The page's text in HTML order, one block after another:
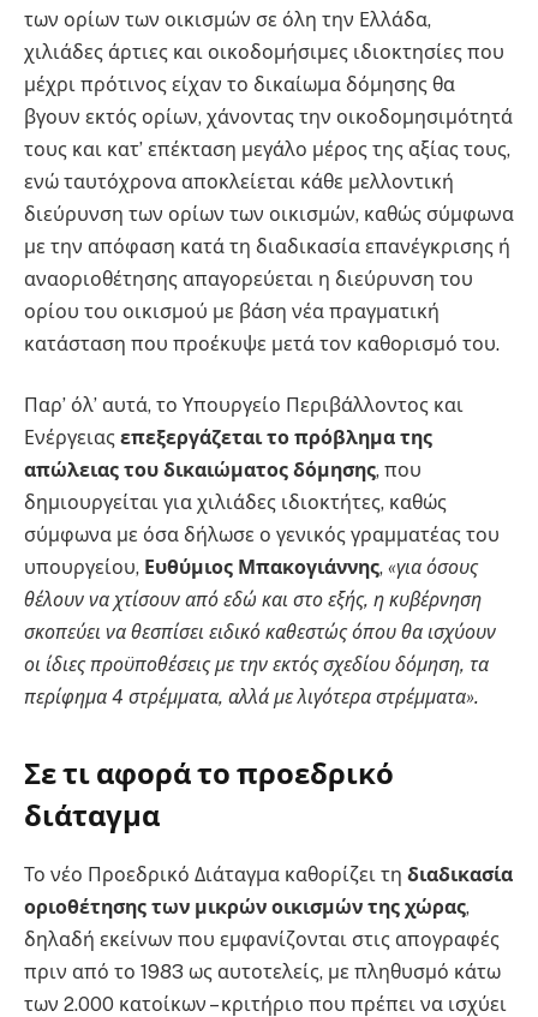
των ορίων των οικισμών σε όλη την Ελλάδα,
χιλιάδες άρτιες και οικοδομήσιμες ιδιοκτησίες που
μέχρι πρότινος είχαν το δικαίωμα δόμησης θα
βγουν εκτός ορίων, χάνοντας την οικοδομησιμότητά
τους και κατ’ επέκταση μεγάλο μέρος της αξίας τους,
ενώ ταυτόχρονα αποκλείεται κάθε μελλοντική
διεύρυνση των ορίων των οικισμών, καθώς σύμφωνα
με την απόφαση κατά τη διαδικασία επανέγκρισης ή
αναοριοθέτησης απαγορεύεται η διεύρυνση του
ορίου του οικισμού με βάση νέα πραγματική
κατάσταση που προέκυψε μετά τον καθορισμό του.
Παρ’ όλ’ αυτά, το Υπουργείο Περιβάλλοντος και
Ενέργειας επεξεργάζεται το πρόβλημα της
απώλειας του δικαιώματος δόμησης, που
δημιουργείται για χιλιάδες ιδιοκτήτες, καθώς
σύμφωνα με όσα δήλωσε ο γενικός γραμματέας του
υπουργείου, Ευθύμιος Μπακογιάννης, «για όσους
θέλουν να χτίσουν από εδώ και στο εξής, η κυβέρνηση
σκοπεύει να θεσπίσει ειδικό καθεστώς όπου θα ισχύουν
οι ίδιες προϋποθέσεις με την εκτός σχεδίου δόμηση, τα
περίφημα 4 στρέμματα, αλλά με λιγότερα στρέμματα».
Σε τι αφορά το προεδρικό
διάταγμα
Το νέο Προεδρικό Διάταγμα καθορίζει τη διαδικασία
οριοθέτησης των μικρών οικισμών της χώρας,
δηλαδή εκείνων που εμφανίζονται στις απογραφές
πριν από το 1983 ως αυτοτελείς, με πληθυσμό κάτω
των 2.000 κατοίκων – κριτήριο που πρέπει να ισχύει